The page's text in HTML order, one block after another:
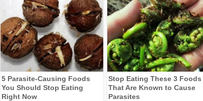
5 Parasite-Causing Foods
You Should Stop Eating
Right Now
Stop Eating These 3 Foods
That Are Known to Cause
Parasites